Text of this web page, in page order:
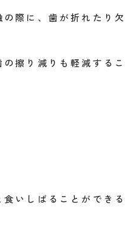
際に、歯が折れたり
擦り減りも軽減するこ
いしばることができ